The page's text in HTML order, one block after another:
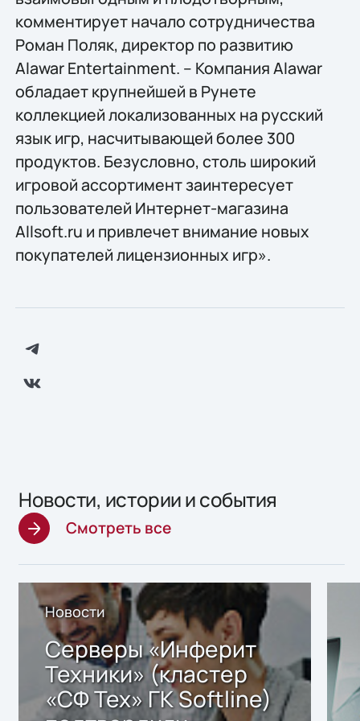
комментирует начало сотрудничества
Роман Поляк, директор по развитию
Alawar Entertainment. – Компания Alawar
обладает крупнейшей в Рунете
коллекцией локализованных на русский
язык игр, насчитывающей более 300
продуктов. Безусловно, столь широкий
игровой ассортимент заинтересует
пользователей Интернет-магазина
Allsoft.ru и привлечет внимание новых
покупателей лицензионных игр».
Новости, истории и события
Смотреть все
Новости
Серверы «Инферит
Техники» (кластер
«СФ Тех» ГК Softline)